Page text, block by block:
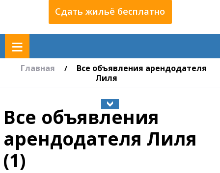
Сдать жильё бесплатно
≡
Главная /
Все объявления арендодателя
Лиля
Все объявления
арендодателя Лиля
(1)